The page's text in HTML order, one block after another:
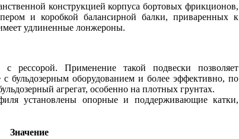
конструкцией корпуса бортовых фрикционов,
и коробкой балансирной балки, приваренных к
удлиненные лонжероны.
с рессорой. Применение такой подвески позволяет
с бульдозерным оборудованием и более эффективно, по
агрегат, особенно на плотных грунтах.
установлены опорные и поддерживающие катки,
Значение